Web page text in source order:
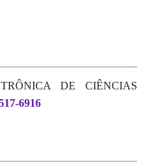
DE CIÊNCIAS
6916